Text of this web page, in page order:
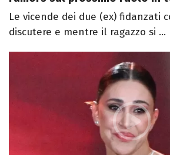
Le vicende dei due (ex) fidanzati
discutere e mentre il ragazzo si ...